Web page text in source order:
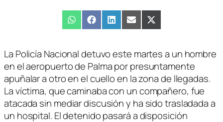
Compartir
en
WhatsAppCompartir
en
FacebookCompartir
en
LinkedInCompartir
en
EmailCompartir
en
X
(Twitter)
La Policía Nacional detuvo este martes a un hombre
en el aeropuerto de Palma por presuntamente
apuñalar a otro en el cuello en la zona de llegadas.
La víctima, que caminaba con un compañero, fue
atacada sin mediar discusión y ha sido trasladada a
un hospital. El detenido pasará a disposición